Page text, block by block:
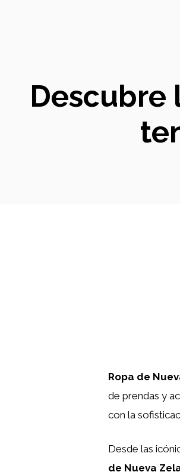
Descubre
Ropa de
de prendas y
con la
Desde las
de Nueva